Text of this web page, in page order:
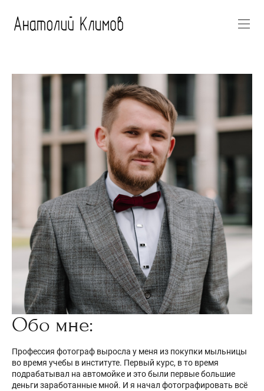
Обо мне:
Профессия фотограф выросла у меня из покупки мыльницы
во время учебы в институте. Первый курс, в то время
подрабатывал на автомойке и это были первые большие
деньги заработанные мной. И я начал фотографировать всё